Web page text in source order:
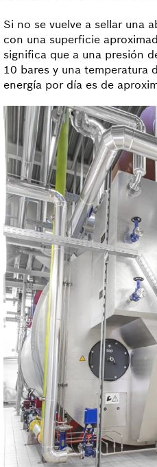
Si no se vuelve a sellar una
con una superficie
significa que a una presión
10 bares y una temperatura
energía por día es de